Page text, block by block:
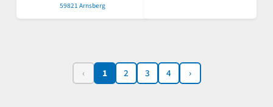
59821 Arnsberg
‹ 1 2 3 4 ›